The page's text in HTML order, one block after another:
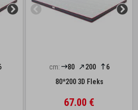
cm: 80 200
6
80*200 3D Fleks
67.00 €